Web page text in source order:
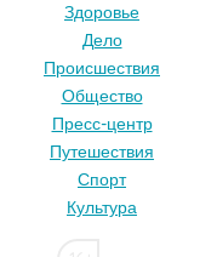
Здоровье
Дело
Происшествия
Общество
Пресс-центр
Путешествия
Спорт
Культура